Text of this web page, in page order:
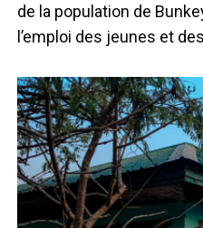
de la population de
l’emploi des jeunes et